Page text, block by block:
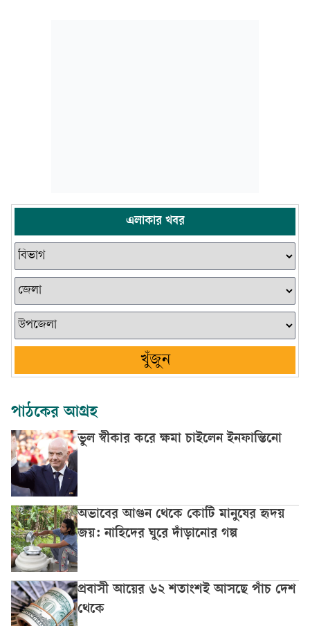
এলাকার খবর
খুঁজুন
পাঠকের আগ্রহ
ভুল স্বীকার করে ক্ষমা চাইলেন ইনফান্তিনো
অভাবের আগুন থেকে কোটি মানুষের হৃদয়
জয়: নাহিদের ঘুরে দাঁড়ানোর গল্প
প্রবাসী আয়ের ৬২ শতাংশই আসছে পাঁচ দেশ
থেকে